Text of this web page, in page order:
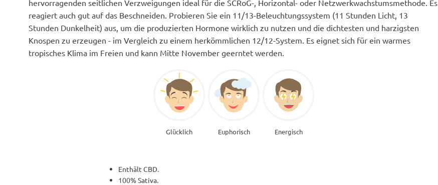
hervorragenden seitlichen Verzweigungen ideal für die SCRoG-, Horizontal- oder Netzwerkwachstumsmethode. Es
reagiert auch gut auf das Beschneiden. Probieren Sie ein 11/13-Beleuchtungssystem (11 Stunden Licht, 13
Stunden Dunkelheit) aus, um die produzierten Hormone wirklich zu nutzen und die dichtesten und harzigsten
Knospen zu erzeugen - im Vergleich zu einem herkömmlichen 12/12-System. Es eignet sich für ein warmes
tropisches Klima im Freien und kann Mitte November geerntet werden.
Glücklich Euphorisch Energisch
Enthält CBD.
100% Sativa.